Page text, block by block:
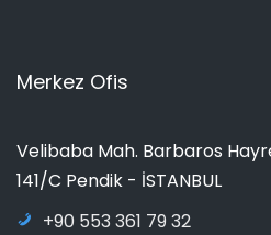
Merkez Ofis
Velibaba Mah. Barbaros
141/C Pendik - İSTANBUL
+90 553 361 79 32